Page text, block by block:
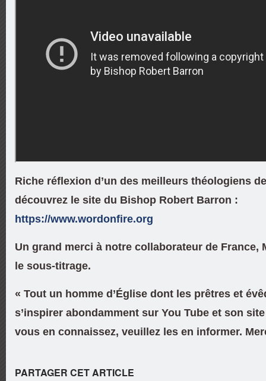
Riche réflexion d’un des meilleurs théologiens
découvrez le site du Bishop Robert Barron :
https://www.wordonfire.org
Un grand merci à notre collaborateur de France,
le sous-titrage.
« Tout un homme d’Église dont les prêtres et
s’inspirer abondamment sur You Tube et son
vous en connaissez, veuillez les en informer.
PARTAGER CET ARTICLE